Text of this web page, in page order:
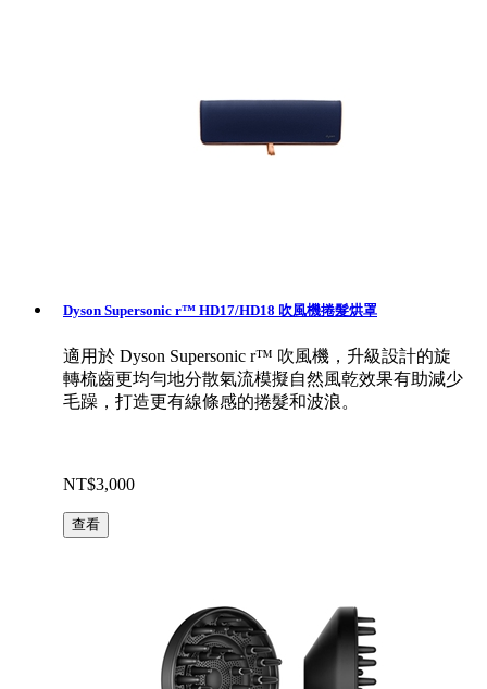
Dyson Supersonic r™ HD17/HD18 吹風機捲髮烘罩
適用於 Dyson Supersonic r™ 吹風機，升級設計的旋
轉梳齒更均勻地分散氣流模擬自然風乾效果有助減少
毛躁，打造更有線條感的捲髮和波浪。
NT$3,000
查看